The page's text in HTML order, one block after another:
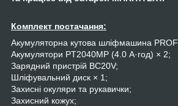
Комплект постачання:
Акумуляторна кутова шліфмашина
Акумулятори PT2040MP (4.0 А·год) × 2;
Зарядний пристрій BC20V;
Шліфувальний диск × 1;
Захисні окуляри та рукавички;
Захисний кожух;